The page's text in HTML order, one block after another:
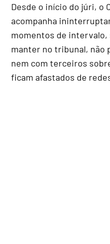
Desde o início do júri, o
acompanha
momentos de intervalo,
manter no tribunal, não
nem com terceiros
ficam afastados de